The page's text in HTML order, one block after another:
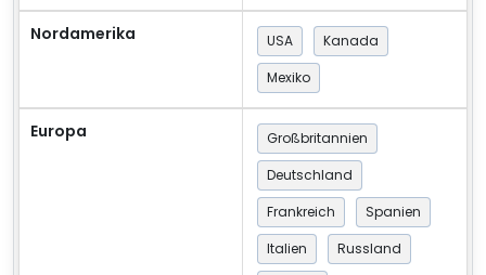
Nordamerika USA
Kanada
Mexiko
Europa
Großbritannien
Deutschland
Frankreich
Spanien
Italien
Russland